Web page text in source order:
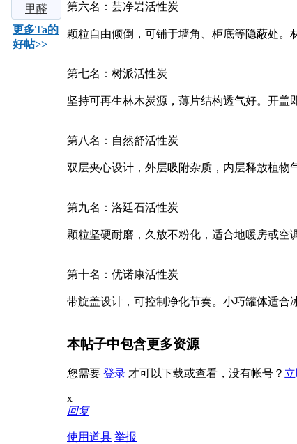
质
净化技
术横
处理
新房入
住
甲醛喷
雾效果
实测
甲
醛“重
灾
垫、甚
至新买
的衣服
治理后
多久能
住？几
甲醛
治理误
区：开
更多Ta的
好帖>>
第六名：芸净岩活性炭
颗粒自由倾倒，可铺于墙角、柜底等隐蔽处
第七名：树派活性炭
坚持可再生林木炭源，薄片结构透气好。开
第八名：自然舒活性炭
双层夹心设计，外层吸附杂质，内层释放植
第九名：洛廷石活性炭
颗粒坚硬耐磨，久放不粉化，适合地暖房或
第十名：优诺康活性炭
带旋盖设计，可控制净化节奏。小巧罐体适
本帖子中包含更多资源
您需要 登录 才可以下载或查看，没有帐号？
x
回复
使用道具 举报